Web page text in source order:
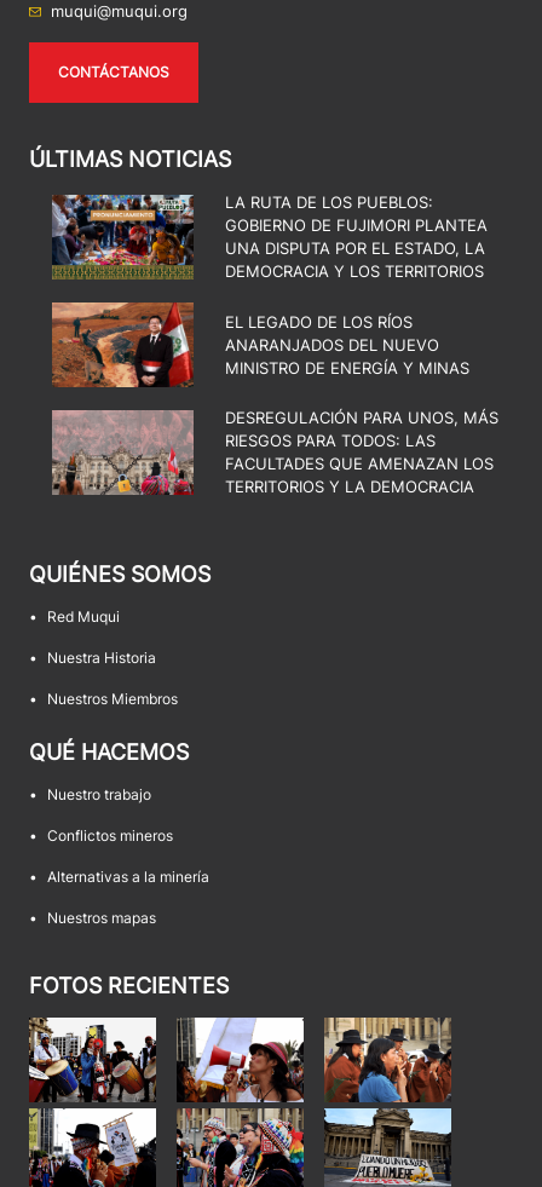
muqui@muqui.org
CONTÁCTANOS
ÚLTIMAS NOTICIAS
LA RUTA DE LOS PUEBLOS:
GOBIERNO DE FUJIMORI PLANTEA
UNA DISPUTA POR EL ESTADO, LA
DEMOCRACIA Y LOS TERRITORIOS
EL LEGADO DE LOS RÍOS
ANARANJADOS DEL NUEVO
MINISTRO DE ENERGÍA Y MINAS
DESREGULACIÓN PARA UNOS, MÁS
RIESGOS PARA TODOS: LAS
FACULTADES QUE AMENAZAN LOS
TERRITORIOS Y LA DEMOCRACIA
QUIÉNES SOMOS
• Red Muqui
• Nuestra Historia
• Nuestros Miembros
QUÉ HACEMOS
• Nuestro trabajo
• Conflictos mineros
• Alternativas a la minería
• Nuestros mapas
FOTOS RECIENTES